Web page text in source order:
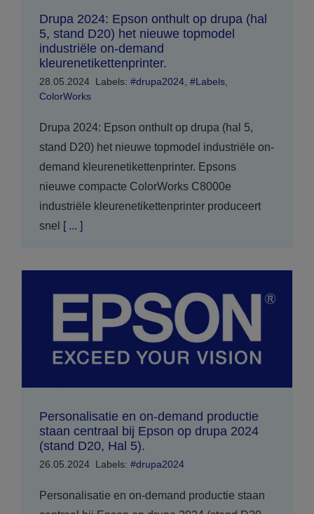
Drupa 2024: Epson onthult op drupa (hal
5, stand D20) het nieuwe topmodel
industriële on-demand
kleurenetikettenprinter.
28.05.2024 Labels: #drupa2024, #Labels,
ColorWorks
Drupa 2024: Epson onthult op drupa (hal 5,
stand D20) het nieuwe topmodel industriële on-
demand kleurenetikettenprinter. Epsons
nieuwe compacte ColorWorks C8000e
industriële kleurenetikettenprinter produceert
snel
[ ... ]
Personalisatie en on-demand productie
staan centraal bij Epson op drupa 2024
(stand D20, Hal 5).
26.05.2024 Labels: #drupa2024
Personalisatie en on-demand productie staan